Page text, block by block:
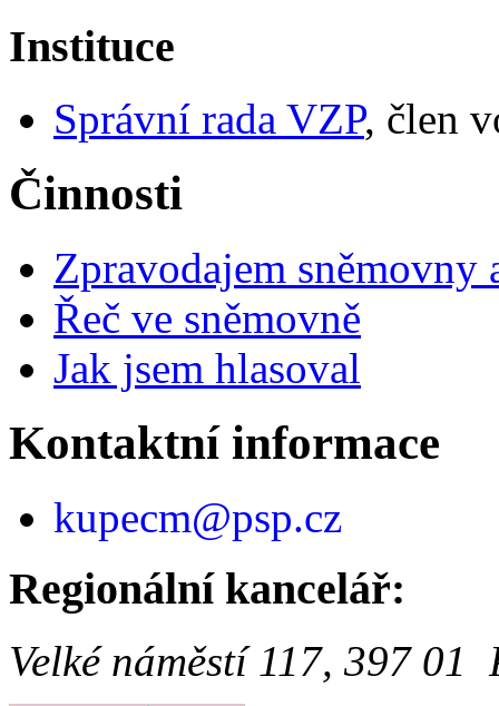
Instituce
Správní rada VZP, člen
Činnosti
Zpravodajem
Řeč ve sněmovně
Jak jsem hlasoval
Kontaktní informace
kupecm@psp.cz
Regionální kancelář:
Velké náměstí 117, 397 01